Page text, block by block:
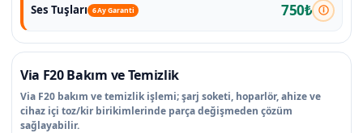
Ses Tuşları 6 Ay Garanti 750₺
Via F20 Bakım ve Temizlik
Via F20 bakım ve temizlik işlemi; şarj soketi, hoparlör, ahize ve
cihaz içi toz/kir birikimlerinde parça değişmeden çözüm
sağlayabilir.